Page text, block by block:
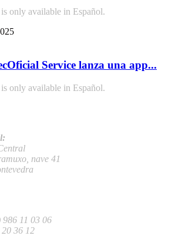
only available in Español.
Service lanza una app...
only available in Español.
nave 41
11 03 06
36 12